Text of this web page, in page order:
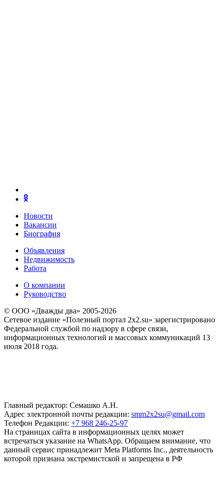
Новости
Вакансии
Биография
Объявления
Недвижимость
Работа
О компании
Руководство
© ООО «Дважды два» 2005-2026
Сетевое издание «Полезный портал 2x2.su» зарегистрировано
Федеральной службой по надзору в сфере связи,
информационных технологий и массовых коммуникаций 13
июля 2018 года.
Главный редактор: Семашко А.Н.
Адрес электронной почты редакции: smm2x2su@gmail.com
Телефон Редакции: +7 968 246-25-97
На страницах сайта в информационных целях может
встречаться указание на WhatsApp. Обращаем внимание, что
данный сервис принадлежит Meta Platforms Inc., деятельность
которой признана экстремистской и запрещена в РФ